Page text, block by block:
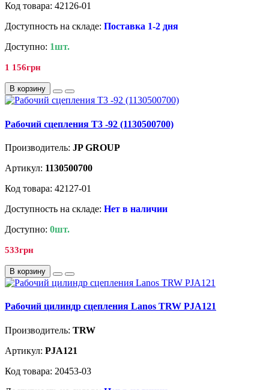
Код товара: 42126-01
Доступность на складе: Поставка 1-2 дня
Доступно: 1шт.
1 156грн
В корзину
Рабочий сцепления T3 -92 (1130500700)
Производитель: JP GROUP
Артикул: 1130500700
Код товара: 42127-01
Доступность на складе: Нет в наличии
Доступно: 0шт.
533грн
В корзину
Рабочий цилиндр сцепления Lanos TRW PJA121
Производитель: TRW
Артикул: PJA121
Код товара: 20453-03